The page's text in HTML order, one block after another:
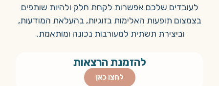
לעובדים שלכם אפשרות לקחת חלק ולהיות שותפים
בצמצום תופעות האלימות בזוגיות, בהעלאת המודעות,
וביצירת תשתית למעורבות נכונה ומותאמת.
להזמנת הרצאות
לחצו כאן